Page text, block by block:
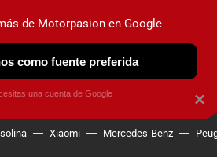
OBSERVATORIO
Xiaomi Mercedes-Benz
×
de Motorpasion en Google
como fuente preferida
una cuenta de Google